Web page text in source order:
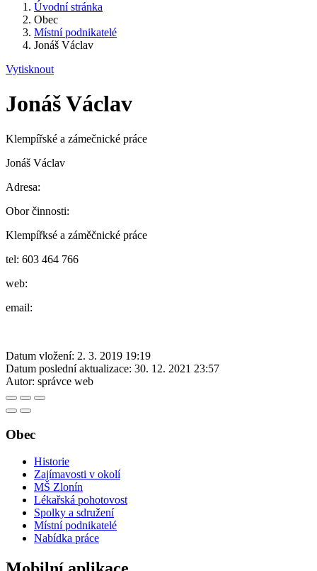
Úvodní stránka
Obec
Místní podnikatelé
Jonáš Václav
Vytisknout
Jonáš Václav
Klempířské a zámečnické práce
Jonáš Václav
Adresa:
Obor činnosti:
Klempířksé a záměčnické práce
tel: 603 464 766
web:
email:
Datum vložení: 2. 3. 2019 19:19
Datum poslední aktualizace: 30. 12. 2021 23:57
Autor: správce web
Obec
Historie
Zajímavosti v okolí
MŠ Zlonín
Lékařská pohotovost
Spolky a sdružení
Místní podnikatelé
Nabídka práce